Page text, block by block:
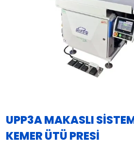
UPP3A MAKASLI
KEMER ÜTÜ PRESİ